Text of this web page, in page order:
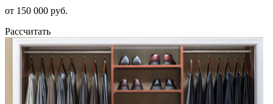
от 150 000 руб.
Рассчитать